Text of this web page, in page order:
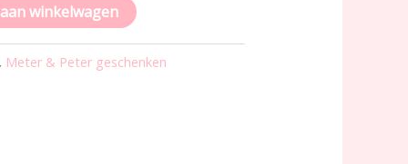
winkelwagen
Meter & Peter geschenken